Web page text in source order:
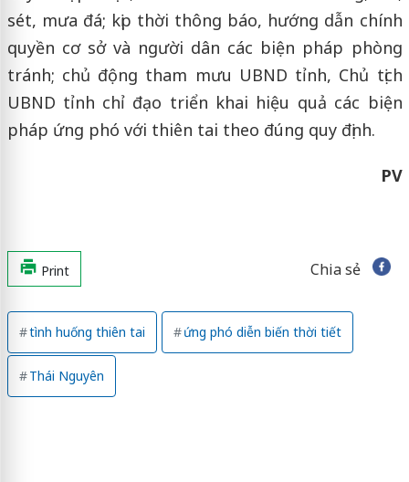
sét, mưa đá; kịp thời thông báo, hướng dẫn chính
quyền cơ sở và người dân các biện pháp phòng
tránh; chủ động tham mưu UBND tỉnh, Chủ tịch
UBND tỉnh chỉ đạo triển khai hiệu quả các biện
pháp ứng phó với thiên tai theo đúng quy định.
PV
Print Chia sẻ
tình huống thiên tai ứng phó diễn biến thời tiết
Thái Nguyên